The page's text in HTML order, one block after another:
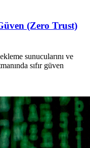
(Zero Trust)
sunucularını ve
sıfır güven